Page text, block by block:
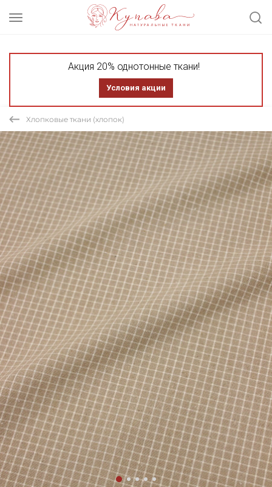
Акция 20% однотонные ткани!
Условия акции
Хлопковые ткани (хлопок)